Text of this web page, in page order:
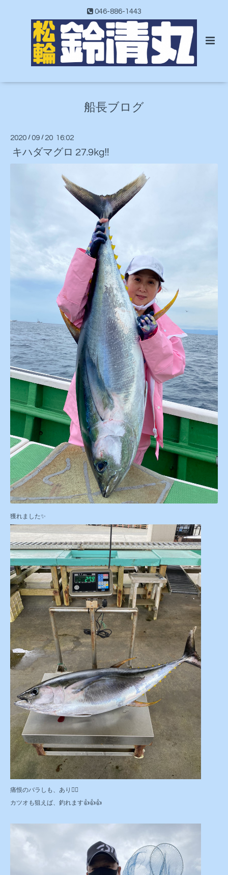
046-886-1443
船長ブログ
2020 / 09 / 20 16:02
キハダマグロ 27.9kg‼️
獲れました✨
痛恨のバラしも、あり🤦‍♂️
カツオも狙えば、釣れます👍👍👍